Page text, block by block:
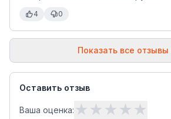
4 0
Показать все отзывы
Оставить отзыв
Ваша оценка: ★ ★ ★ ★ ★